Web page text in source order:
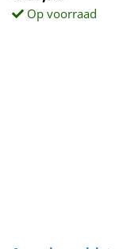
Op voorraad